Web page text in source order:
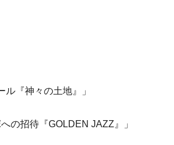
『神々の土地』」
の招待『GOLDEN JAZZ』」